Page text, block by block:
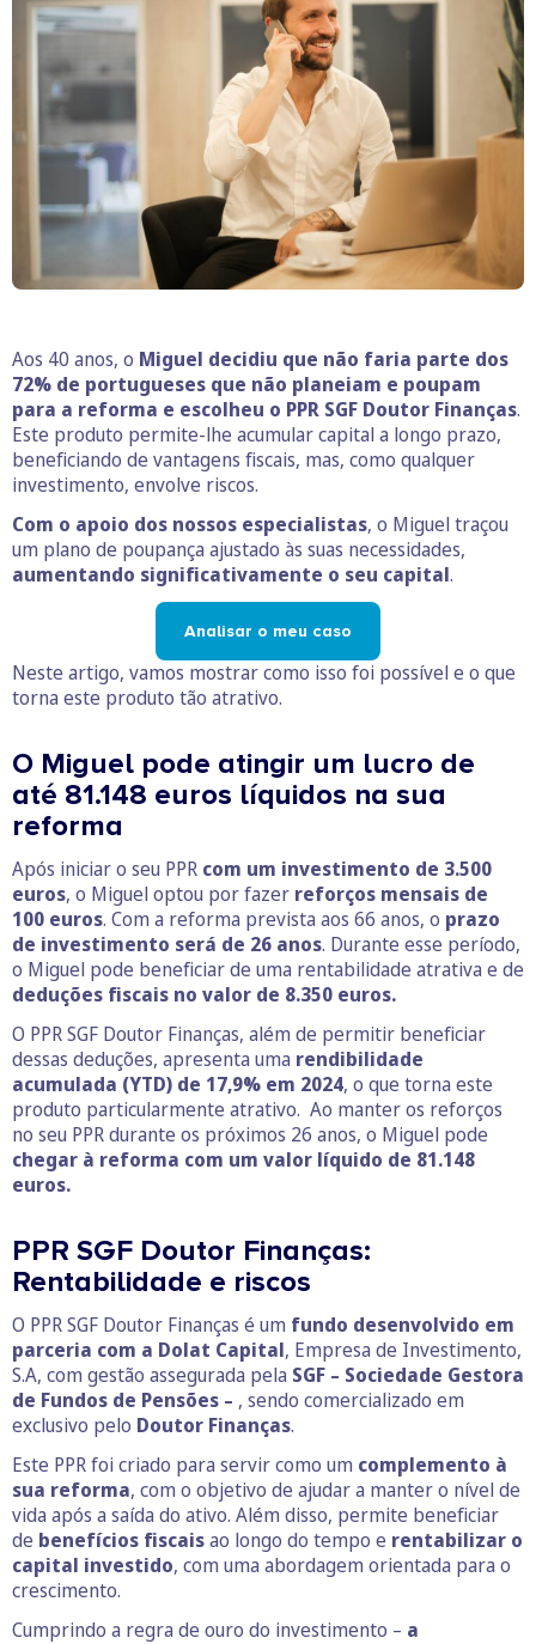
Aos 40 anos, o Miguel decidiu que não faria parte dos
72% de portugueses que não planeiam e poupam
para a reforma e escolheu o PPR SGF Doutor Finanças.
Este produto permite-lhe acumular capital a longo prazo,
beneficiando de vantagens fiscais, mas, como qualquer
investimento, envolve riscos.
Com o apoio dos nossos especialistas, o Miguel traçou
um plano de poupança ajustado às suas necessidades,
aumentando significativamente o seu capital.
Analisar o meu caso
Neste artigo, vamos mostrar como isso foi possível e o que
torna este produto tão atrativo.
O Miguel pode atingir um lucro de
até 81.148 euros líquidos na sua
reforma
Após iniciar o seu PPR com um investimento de 3.500
euros, o Miguel optou por fazer reforços mensais de
100 euros. Com a reforma prevista aos 66 anos, o prazo
de investimento será de 26 anos. Durante esse período,
o Miguel pode beneficiar de uma rentabilidade atrativa e de
deduções fiscais no valor de 8.350 euros.
O PPR SGF Doutor Finanças, além de permitir beneficiar
dessas deduções, apresenta uma rendibilidade
acumulada (YTD) de 17,9% em 2024, o que torna este
produto particularmente atrativo. Ao manter os reforços
no seu PPR durante os próximos 26 anos, o Miguel pode
chegar à reforma com um valor líquido de 81.148
euros.
PPR SGF Doutor Finanças:
Rentabilidade e riscos
O PPR SGF Doutor Finanças é um fundo desenvolvido em
parceria com a Dolat Capital, Empresa de Investimento,
S.A, com gestão assegurada pela SGF – Sociedade Gestora
de Fundos de Pensões – , sendo comercializado em
exclusivo pelo Doutor Finanças.
Este PPR foi criado para servir como um complemento à
sua reforma, com o objetivo de ajudar a manter o nível de
vida após a saída do ativo. Além disso, permite beneficiar
de benefícios fiscaisao longo do tempo e rentabilizar o
capital investido, com uma abordagem orientada para o
crescimento.
Cumprindo a regra de ouro do investimento – a